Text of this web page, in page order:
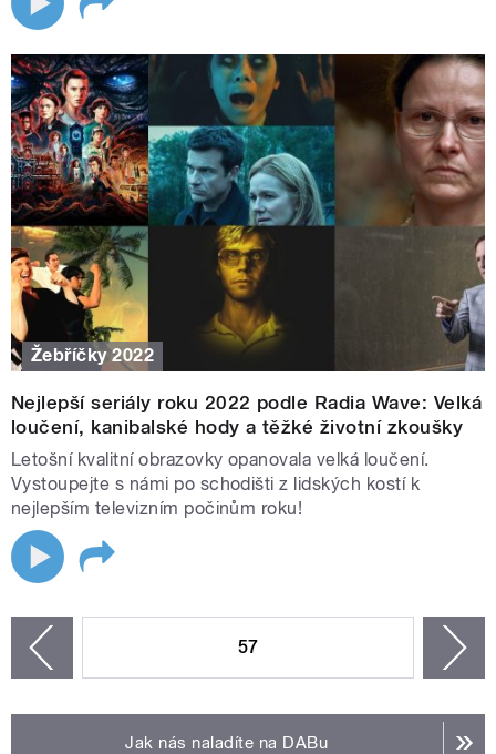
Žebříčky 2022
Nejlepší seriály roku 2022 podle Radia Wave: Velká
loučení, kanibalské hody a těžké životní zkoušky
Letošní kvalitní obrazovky opanovala velká loučení.
Vystoupejte s námi po schodišti z lidských kostí k
nejlepším televizním počinům roku!
57
Jak nás naladíte na DABu